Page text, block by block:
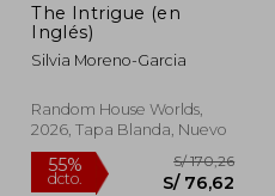
55%
dcto.
The Intrigue (en
Inglés)
Silvia Moreno-Garcia
Random House Worlds,
2026, Tapa Blanda, Nuevo